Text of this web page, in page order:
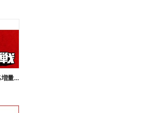
【おトク】お値段そのまま!45%増量作戦!